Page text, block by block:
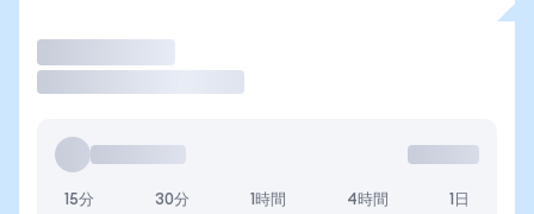
15分 30分 1時間 4時間 1日